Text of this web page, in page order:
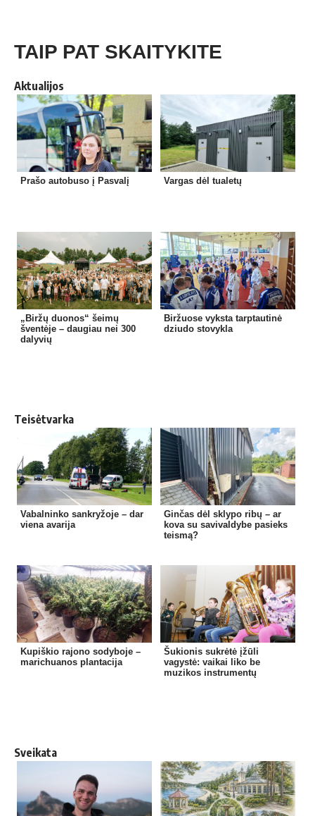
TAIP PAT SKAITYKITE
Aktualijos
Prašo autobuso į Pasvalį Vargas dėl tualetų
„Biržų duonos“ šeimų
šventėje – daugiau nei 300
dalyvių
Biržuose vyksta tarptautinė
dziudo stovykla
Teisėtvarka
Vabalninko sankryžoje – dar
viena avarija
Ginčas dėl sklypo ribų – ar
kova su savivaldybe pasieks
teismą?
Kupiškio rajono sodyboje –
marichuanos plantacija
Šukionis sukrėtė įžūli
vagystė: vaikai liko be
muzikos instrumentų
Sveikata